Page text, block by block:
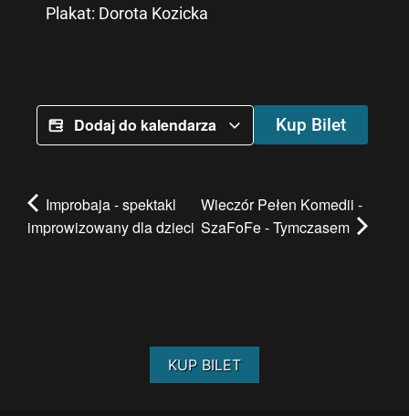
Plakat: Dorota Kozicka
Dodaj do kalendarza Kup Bilet
Improbaja - spektakl
improwizowany dla dzieci
Wieczór Pełen Komedii -
SzaFoFe - Tymczasem
KUP BILET